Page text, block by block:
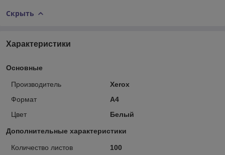
Скрыть
Характеристики
Основные
Производитель
Xerox
Формат
A4
Цвет
Белый
Дополнительные характеристики
Количество листов 100